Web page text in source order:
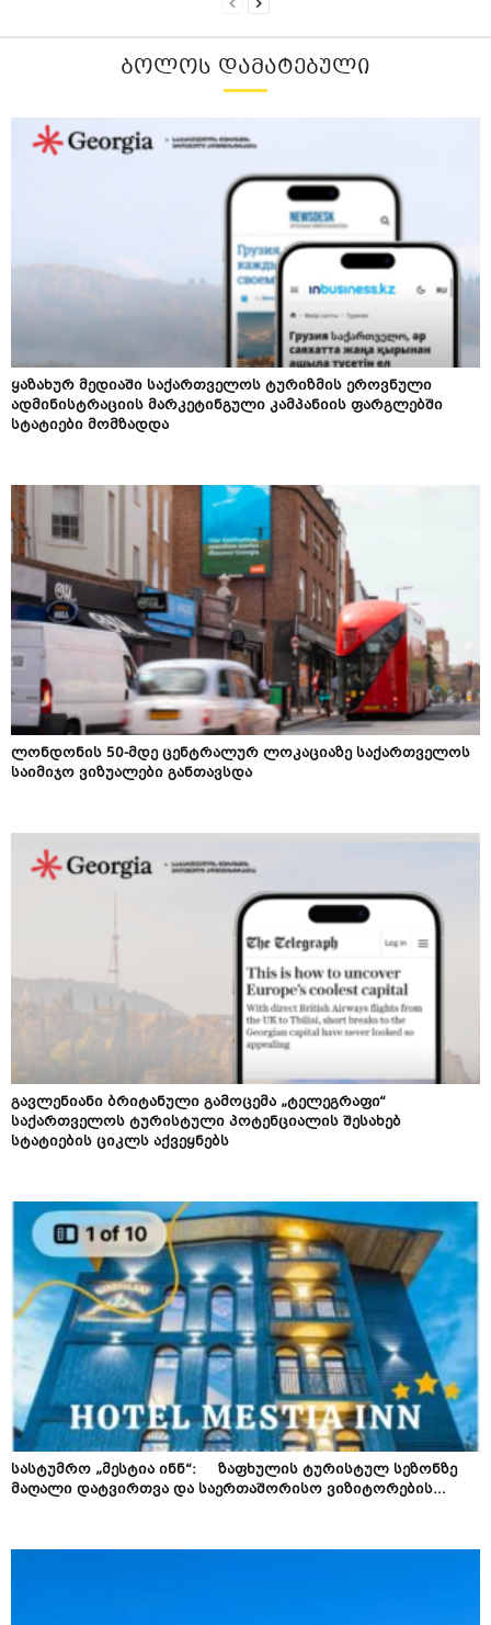
ᲑᲝᲚᲝᲡ ᲓᲐᲛᲐᲢᲔᲑᲣᲚᲘ
ყაზახურ მედიაში საქართველოს ტურიზმის ეროვნული
ადმინისტრაციის მარკეტინგული კამპანიის ფარგლებში
სტატიები მომზადდა
ლონდონის 50-მდე ცენტრალურ ლოკაციაზე საქართველოს
საიმიჯო ვიზუალები განთავსდა
გავლენიანი ბრიტანული გამოცემა „ტელეგრაფი“
საქართველოს ტურისტული პოტენციალის შესახებ
სტატიების ციკლს აქვეყნებს
სასტუმრო „მესტია ინნ“: ზაფხულის ტურისტულ სეზონზე
მაღალი დატვირთვა და საერთაშორისო ვიზიტორების...